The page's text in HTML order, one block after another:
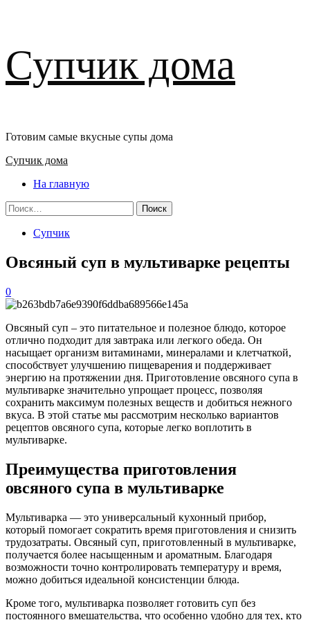
к
содержимому
Супчик дома
Готовим самые вкусные супы дома
Основное
Супчик дома
На главную
Найти:
Супчик
Овсяный суп в мультиварке рецепты
0
Овсяный суп – это питательное и полезное блюдо, которое
отлично подходит для завтрака или легкого обеда. Он
насыщает организм витаминами, минералами и клетчаткой,
способствует улучшению пищеварения и поддерживает
энергию на протяжении дня. Приготовление овсяного супа в
мультиварке значительно упрощает процесс, позволяя
сохранить максимум полезных веществ и добиться нежного
вкуса. В этой статье мы рассмотрим несколько вариантов
рецептов овсяного супа, которые легко воплотить в
мультиварке.
Преимущества приготовления
овсяного супа в мультиварке
Мультиварка — это универсальный кухонный прибор,
который помогает сократить время приготовления и снизить
трудозатраты. Овсяный суп, приготовленный в мультиварке,
получается более насыщенным и ароматным. Благодаря
возможности точно контролировать температуру и время,
можно добиться идеальной консистенции блюда.
Кроме того, мультиварка позволяет готовить суп без
постоянного вмешательства, что особенно удобно для тех, кто